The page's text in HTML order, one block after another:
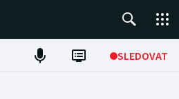
SLEDOVAT